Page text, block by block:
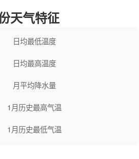
天气特征
日均最低温度
日均最高温度
月平均降水量
1月历史最高气温
1月历史最低气温